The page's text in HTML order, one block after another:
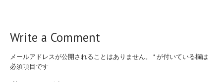
Write a Comment
メールアドレスが公開されることはありません。 *が付いている欄は
必須項目です